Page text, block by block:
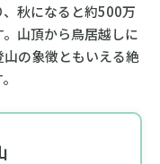
秋になると約500万
山頂から鳥居越しに
の象徴ともいえる絶